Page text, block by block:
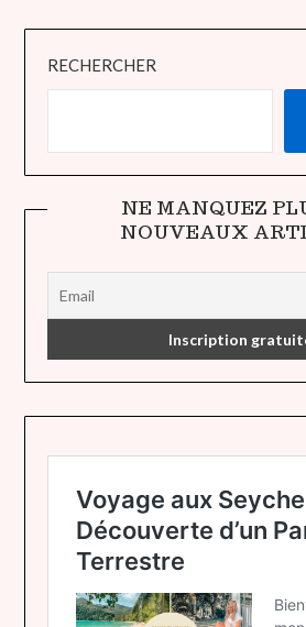
RECHERCHER
NE MANQUEZ
NOUVEAUX